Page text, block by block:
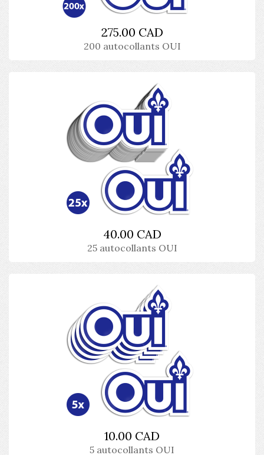
275.00 CAD
200 autocollants OUI
40.00 CAD
25 autocollants OUI
10.00 CAD
5 autocollants OUI